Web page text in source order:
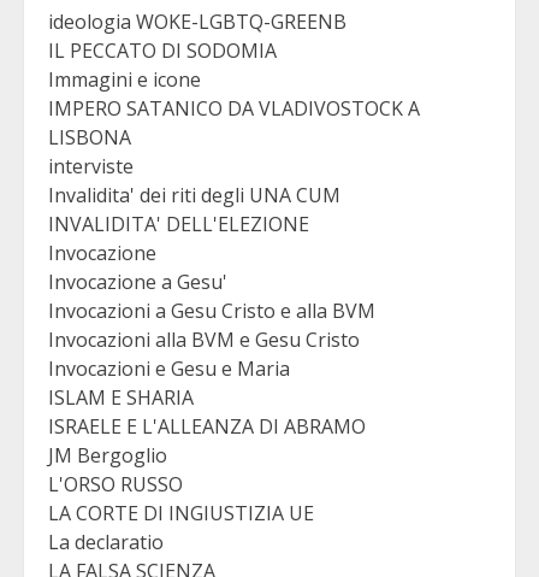
ideologia WOKE-LGBTQ-GREENB
IL PECCATO DI SODOMIA
Immagini e icone
IMPERO SATANICO DA VLADIVOSTOCK A
LISBONA
interviste
Invalidita' dei riti degli UNA CUM
INVALIDITA' DELL'ELEZIONE
Invocazione
Invocazione a Gesu'
Invocazioni a Gesu Cristo e alla BVM
Invocazioni alla BVM e Gesu Cristo
Invocazioni e Gesu e Maria
ISLAM E SHARIA
ISRAELE E L'ALLEANZA DI ABRAMO
JM Bergoglio
L'ORSO RUSSO
LA CORTE DI INGIUSTIZIA UE
La declaratio
LA FALSA SCIENZA